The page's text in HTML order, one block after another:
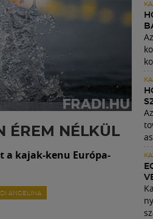
ÉREM NÉLKÜL
a kajak-kenu Európa-
ANGELINA